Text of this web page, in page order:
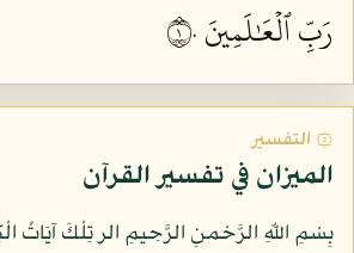
رَبِّ ٱلۡعَٰلَمِينَ ١٠
۞ التفسير
الميزان في تفسير القرآن